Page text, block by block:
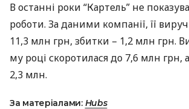
В останні роки “Картель” не
роботи. За даними компанії, її
11,3 млн грн, збитки – 1,2 млн грн.
му році скоротилася до 7,6 млн грн,
2,3 млн.
За матеріалами: Hubs